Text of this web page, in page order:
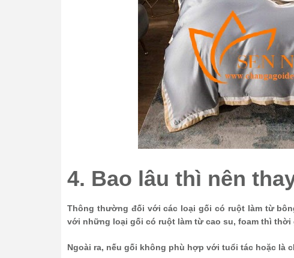
4. Bao lâu thì nên
Thông thường đối với các loại gối có ruột làm từ
với những loại gối có ruột làm từ cao su, foam thì
Ngoài ra, nếu gối không phù hợp với tuổi tác hoặc là